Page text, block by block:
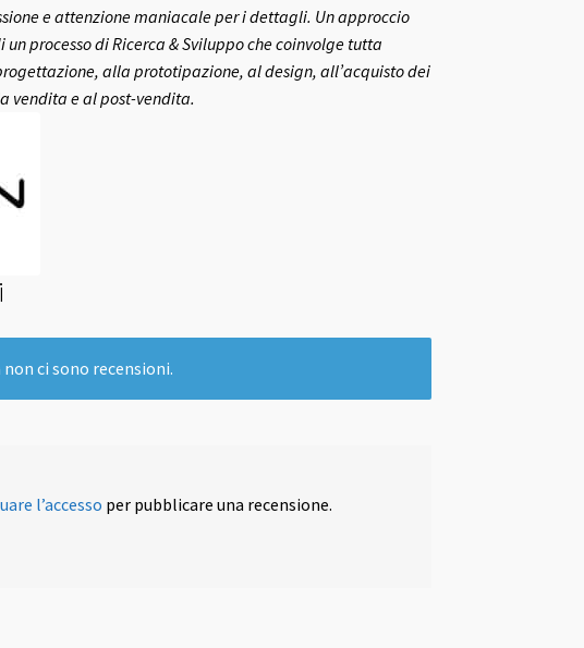
e attenzione maniacale per i dettagli. Un approccio
un processo di Ricerca & Sviluppo che coinvolge tutta
alla prototipazione, al design, all’acquisto dei
vendita e al post-vendita.
non ci sono recensioni.
l’accesso per pubblicare una recensione.